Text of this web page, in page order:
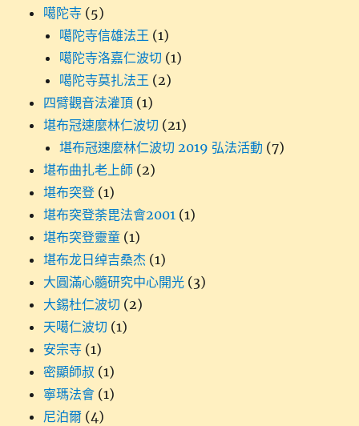
噶陀寺 (5)
噶陀寺信雄法王 (1)
噶陀寺洛嘉仁波切 (1)
噶陀寺莫扎法王 (2)
四臂觀音法灌頂 (1)
堪布冠速麼林仁波切 (21)
堪布冠速麼林仁波切 2019 弘法活動 (7)
堪布曲扎老上師 (2)
堪布突登 (1)
堪布突登荼毘法會2001 (1)
堪布突登靈童 (1)
堪布龙日绰吉桑杰 (1)
大圓滿心髓研究中心開光 (3)
大錫杜仁波切 (2)
天噶仁波切 (1)
安宗寺 (1)
密顯師叔 (1)
寧瑪法會 (1)
尼泊爾 (4)